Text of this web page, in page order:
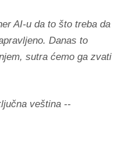
AI-u da to što treba da
Danas to
sutra ćemo ga zvati
veština --